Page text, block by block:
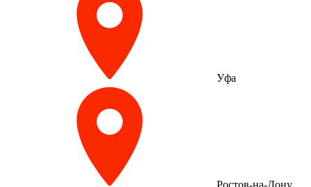
Уфа
Ростов-на-Дону